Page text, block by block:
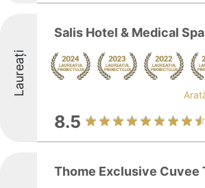
Laureați
Salis Hotel & Medical Spa
8.5
Thome Exclusive Cuvee